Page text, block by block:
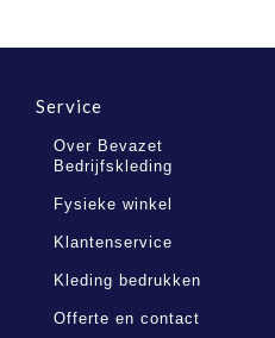
Service
Over Bevazet
Bedrijfskleding
Fysieke winkel
Klantenservice
Kleding bedrukken
Offerte en contact